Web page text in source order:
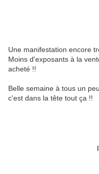
Une manifestation encore
Moins d'exposants à la
acheté !!
Belle semaine à tous un
c'est dans la tête tout ça !!